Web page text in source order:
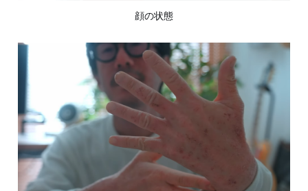
顔の状態